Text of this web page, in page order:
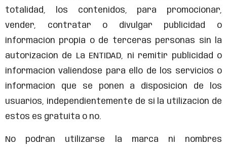
totalidad, los contenidos, para promocionar,
vender, contratar o divulgar publicidad o
información propia o de terceras personas sin la
autorización de La ENTIDAD, ni remitir publicidad o
información valiéndose para ello de los servicios o
información que se ponen a disposición de los
usuarios, independientemente de si la utilización de
estos es gratuita o no.
No podrán utilizarse la marca ni nombres